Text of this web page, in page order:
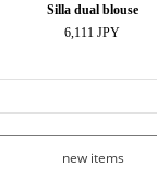
Silla dual blouse
6,111 JPY
new items